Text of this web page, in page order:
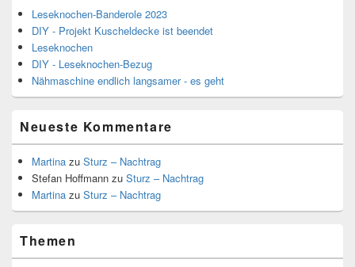
Leseknochen-Banderole 2023
DIY - Projekt Kuscheldecke ist beendet
Leseknochen
DIY - Leseknochen-Bezug
Nähmaschine endlich langsamer - es geht
Neueste Kommentare
Martina zu Sturz – Nachtrag
Stefan Hoffmann zu Sturz – Nachtrag
Martina zu Sturz – Nachtrag
Themen